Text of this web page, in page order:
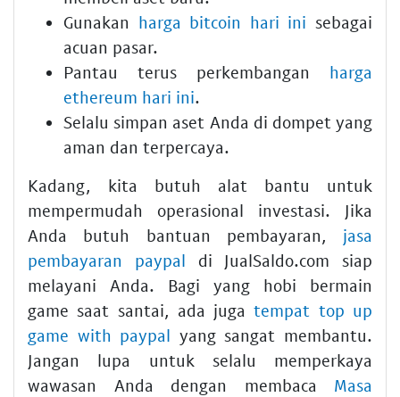
Gunakan harga bitcoin hari ini sebagai
acuan pasar.
Pantau terus perkembangan harga
ethereum hari ini.
Selalu simpan aset Anda di dompet yang
aman dan terpercaya.
Kadang, kita butuh alat bantu untuk
mempermudah operasional investasi. Jika
Anda butuh bantuan pembayaran, jasa
pembayaran paypal di JualSaldo.com siap
melayani Anda. Bagi yang hobi bermain
game saat santai, ada jugatempat top up
game with paypal yang sangat membantu.
Jangan lupa untuk selalu memperkaya
wawasan Anda dengan membaca Masa